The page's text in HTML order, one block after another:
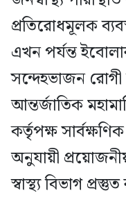
প্রতিরোধমূলক
এখন পর্যন্ত
সন্দেহভাজন
আন্তর্জাতিক
কর্তৃপক্ষ
অনুযায়ী
স্বাস্থ্য বিভাগ